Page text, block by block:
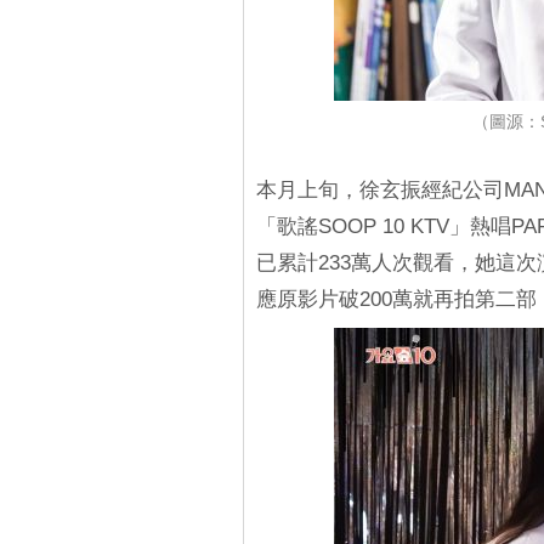
（圖源
本月上旬，徐玄振經紀公司
「歌謠SOOP 10 KTV」熱唱
已累計233萬人次觀看，她這
應原影片破200萬就再拍第二